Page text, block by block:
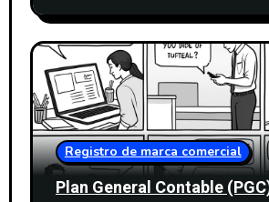
Registro de marca comercial
Plan General Contable